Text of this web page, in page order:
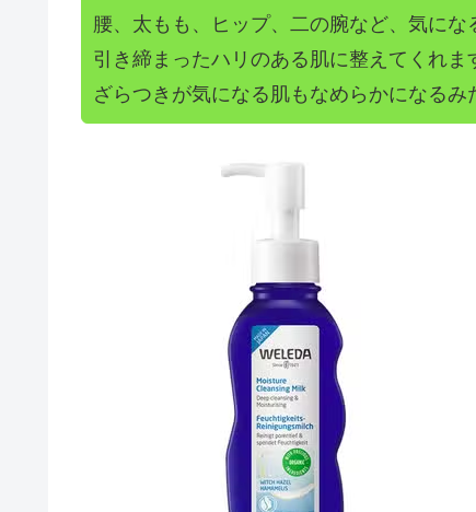
腰、太もも、ヒップ、二の腕など、気にな
引き締まったハリのある肌に整えてくれま
ざらつきが気になる肌もなめらかになるみ